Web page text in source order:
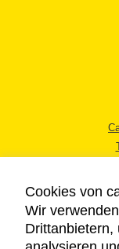
Cookies von
Wir
Drittanbietern,